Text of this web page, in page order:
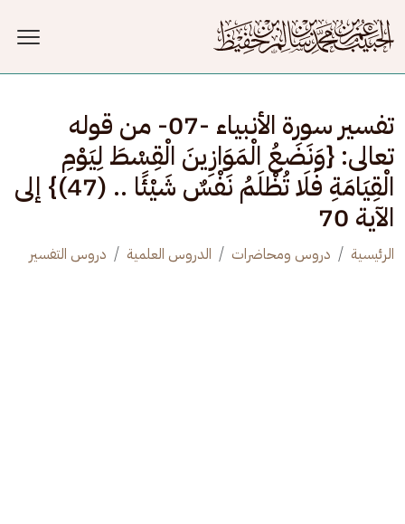
تفسير سورة الأنبياء -07- من قوله
تعالى: {وَنَضَعُ الْمَوَازِينَ الْقِسْطَ لِيَوْمِ
الْقِيَامَةِ فَلَا تُظْلَمُ نَفْسٌ شَيْئًا .. (47)} إلى
الآية 70
الرئيسية دروس ومحاضرات الدروس العلمية دروس التفسير